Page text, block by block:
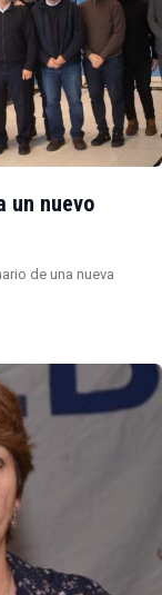
un nuevo
de una nueva